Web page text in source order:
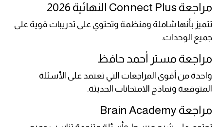
مراجعة Connect Plus النهائية 2026
تتميز بأنها شاملة ومنظمة وتحتوي على تدريبات قوية على
جميع الوحدات.
مراجعة مستر أحمد حافظ
واحدة من أقوى المراجعات التي تعتمد على الأسئلة
المتوقعة ونماذج الامتحانات الحديثة.
مراجعة Brain Academy